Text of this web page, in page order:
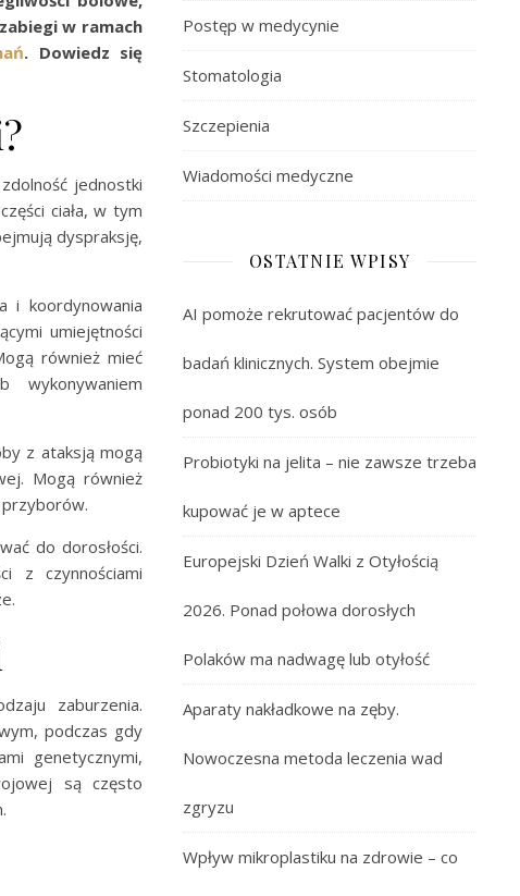
w ramach
. Dowiedz się
jednostki
ciała, w tym
dyspraksję,
i koordynowania
umiejętności
również mieć
wykonywaniem
z ataksją mogą
Mogą również
przyborów.
do dorosłości.
z czynnościami
zaburzenia.
podczas gdy
genetycznymi,
są często
Postęp w medycynie
Stomatologia
Szczepienia
Wiadomości medyczne
OSTATNIE WPISY
AI pomoże rekrutować pacjentów do
badań klinicznych. System obejmie
ponad 200 tys. osób
Probiotyki na jelita – nie zawsze trzeba
kupować je w aptece
Europejski Dzień Walki z Otyłością
2026. Ponad połowa dorosłych
Polaków ma nadwagę lub otyłość
Aparaty nakładkowe na zęby.
Nowoczesna metoda leczenia wad
zgryzu
Wpływ mikroplastiku na zdrowie – co